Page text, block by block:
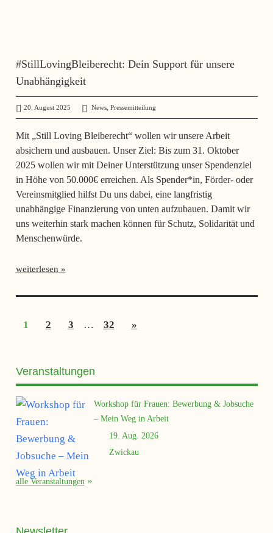
#StillLovingBleiberecht: Dein Support für unsere
Unabhängigkeit
20. August 2025 administrator
News, Pressemitteilung
Mit „Still Loving Bleiberecht“ wollen wir unsere Arbeit
absichern und ausbauen. Unser Ziel: Bis zum 31. Oktober
2025 wollen wir mit Deiner Unterstützung unser Spendenziel
in Höhe von 50.000€ erreichen. Als Spender*in, Förder- oder
Vereinsmitglied hilfst Du uns dabei, eine langfristig
unabhängige Finanzierung von unten aufzubauen. Damit wir
uns weiterhin stark machen können für Schutz, Solidarität und
Menschenwürde.
weiterlesen
Seitennummerierung
1 2 3 … 32
Nächste
»
Veranstaltungen
Workshop für Frauen: Bewerbung & Jobsuche
– Mein Weg in Arbeit
19. Aug. 2026
Zwickau
alle Veranstaltungen